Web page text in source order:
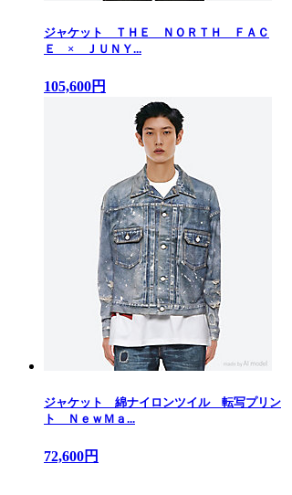
ジャケット ＴＨＥ ＮＯＲＴＨ ＦＡＣ
Ｅ × ＪＵＮＹ...
105,600円
ジャケット 綿ナイロンツイル 転写プリン
ト ＮｅｗＭａ...
72,600円